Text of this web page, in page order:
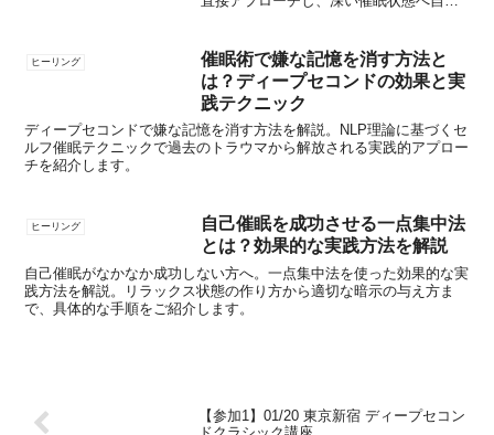
ヒーリング
催眠術で嫌な記憶を消す方法と
は？ディープセコンドの効果と実
践テクニック
ディープセコンドで嫌な記憶を消す方法を解説。NLP理論に基づくセ
ルフ催眠テクニックで過去のトラウマから解放される実践的アプロー
チを紹介します。
ヒーリング
自己催眠を成功させる一点集中法
とは？効果的な実践方法を解説
自己催眠がなかなか成功しない方へ。一点集中法を使った効果的な実
践方法を解説。リラックス状態の作り方から適切な暗示の与え方ま
で、具体的な手順をご紹介します。
【参加1】01/20 東京新宿 ディープセコン